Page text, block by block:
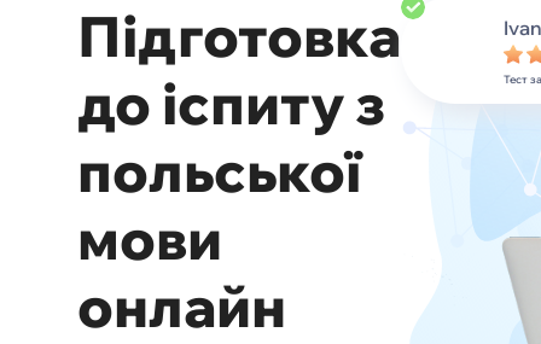
Підготовка
до іспиту з
польської
мови
онлайн
Тест